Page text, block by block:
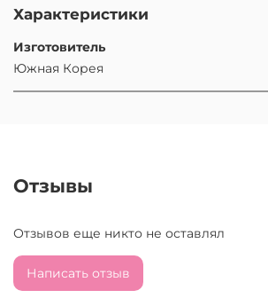
Характеристики
Изготовитель
Южная Корея
Отзывы
Отзывов еще никто не оставлял
Написать отзыв